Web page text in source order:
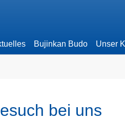
Bujinkan Budo Unser
bei uns